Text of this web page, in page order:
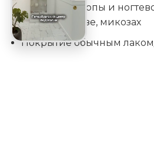
Обработка стопы и
гиперкератозе, микозах
Покрытие обычным